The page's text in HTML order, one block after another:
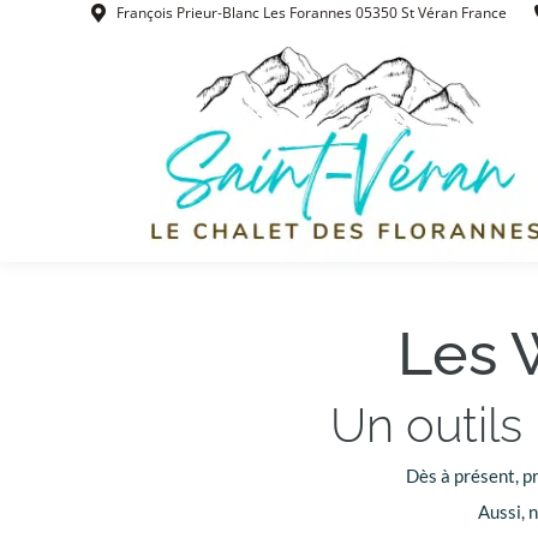
François Prieur-Blanc Les Forannes 05350 St Véran France
Les
Un
Dès à présent,
Aussi,
Accueil